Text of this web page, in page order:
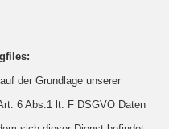
der Grundlage unserer
6 Abs.1 lt. F DSGVO Daten